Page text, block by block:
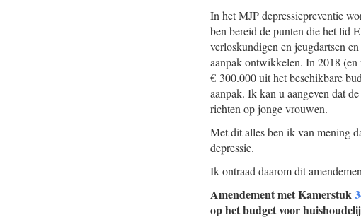
In het MJP depressiepreventie
ben bereid de punten die het lid
verloskundigen en jeugdartsen
aanpak ontwikkelen. In 2018
€ 300.000 uit het beschikbare
aanpak. Ik kan u aangeven dat
richten op jonge vrouwen.
Met dit alles ben ik van mening
depressie.
Ik ontraad daarom dit
Amendement met Kamerstuk
op het budget voor